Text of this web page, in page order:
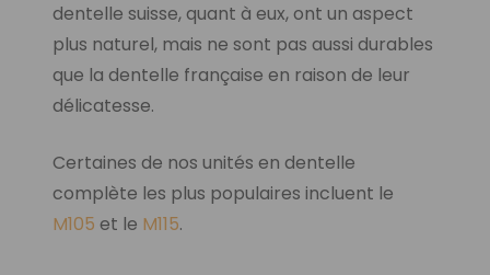
dentelle suisse, quant à eux, ont un aspect
plus naturel, mais ne sont pas aussi durables
que la dentelle française en raison de leur
délicatesse.
Certaines de nos unités en dentelle
complète les plus populaires incluent le
M105 et le M115.